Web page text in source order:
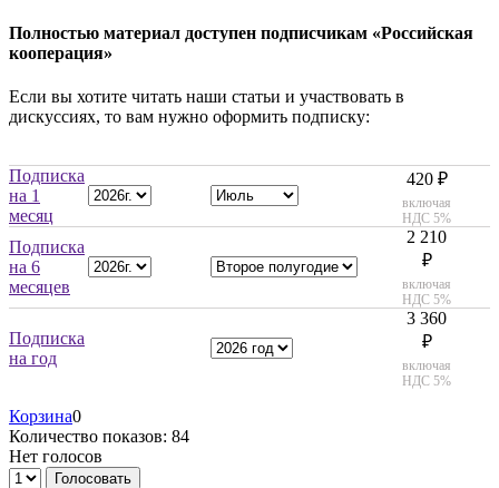
Полностью материал доступен подписчикам «Российская
кооперация»
Если вы хотите читать наши статьи и участвовать в
дискуссиях, то вам нужно оформить подписку:
Подписка
на 1
месяц
420 ₽
включая
НДС 5%
Подписка
на 6
месяцев
2 210
₽
включая
НДС 5%
Подписка
на год
3 360
₽
включая
НДС 5%
Корзина0
Количество показов: 84
Нет голосов
Голосовать